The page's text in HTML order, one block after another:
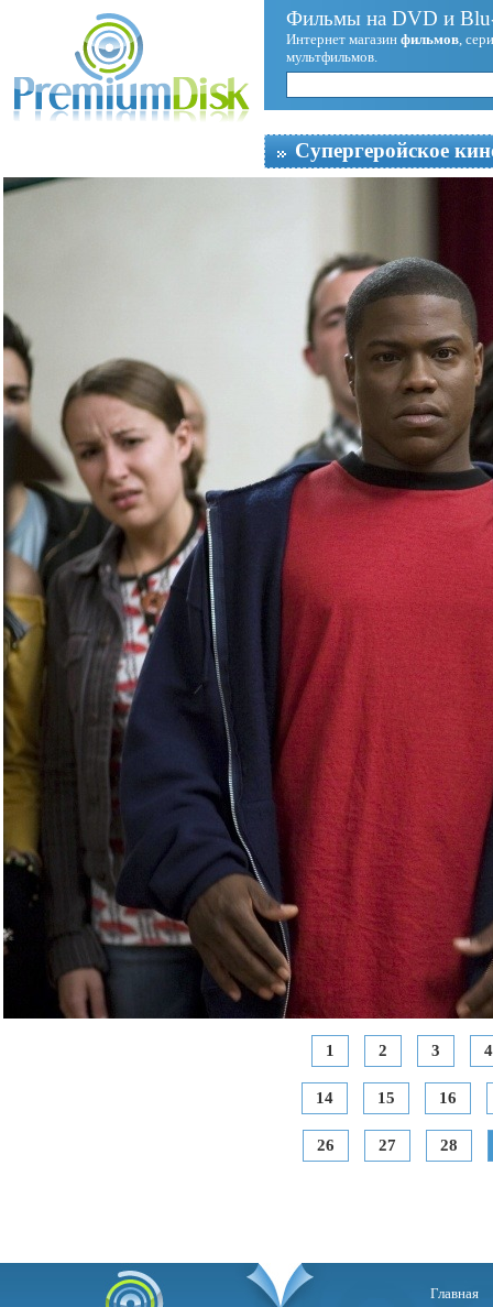
Фильмы на DVD и
Интернет магазин фильмов,
мультфильмов.
Супергеройское
1 2 3 4
14 15 16
26 27 28
Главная